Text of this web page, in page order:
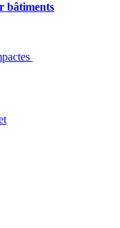
bâtiments